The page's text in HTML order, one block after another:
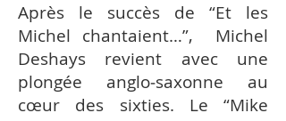
Après le succès de “Et les
Michel chantaient…”, Michel
Deshays revient avec une
plongée anglo‑saxonne au
cœur des sixties. Le “Mike